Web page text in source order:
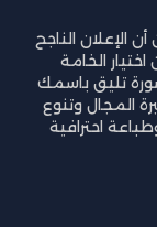
الإعلان الناجح
الخامة
تليق باسمك
المجال وتنوع
احترافية